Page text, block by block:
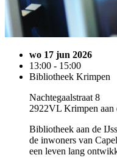
wo 17 jun 2026
13:00 - 15:00
Bibliotheek Krimpen
Nachtegaalstraat 8
2922VL Krimpen aan
Bibliotheek aan de
de inwoners van
een leven lang